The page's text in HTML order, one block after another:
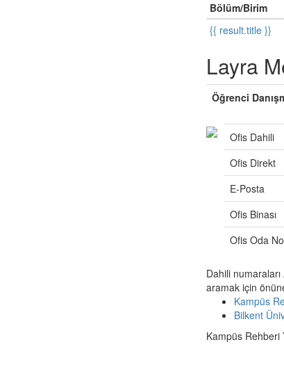
Bölüm/Birim
{{ result.title }}
Layra
Öğrenci
Ofis Dahili
Ofis Direkt
E-Posta
Ofis Binası
Ofis Oda
Dahili
aramak için
Kampüs
Bilkent
Kampüs Rehberi